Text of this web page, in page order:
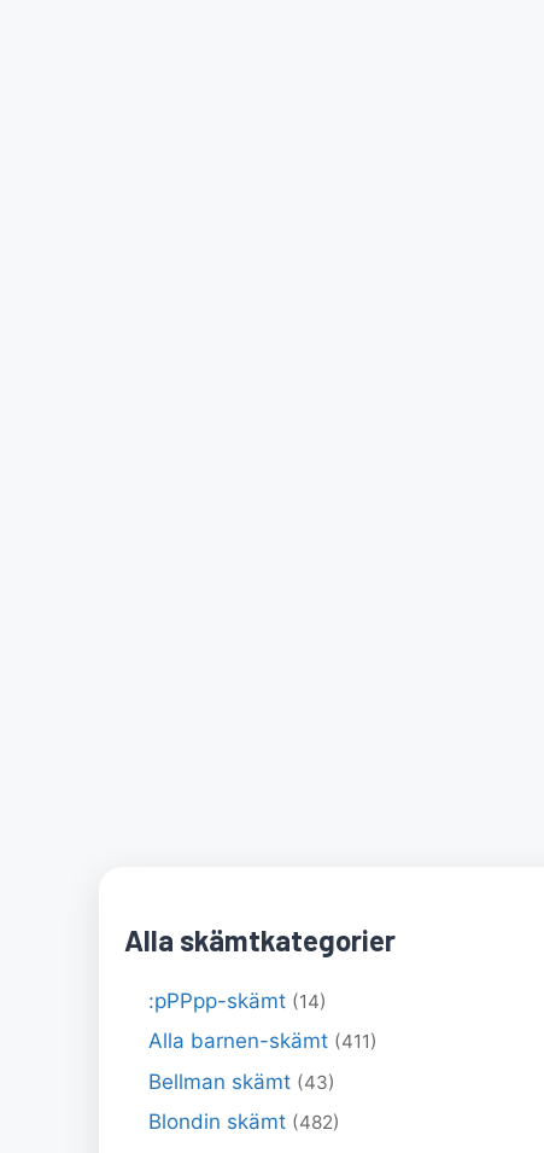
Alla skämtkategorier
:pPPpp-skämt (14)
Alla barnen-skämt (411)
Bellman skämt (43)
Blondin skämt (482)